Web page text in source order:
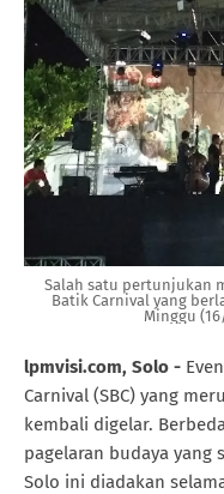
Salah satu pertunjukan
Batik Carnival yang
Minggu
lpmvisi.com, Solo -
Carnival (SBC) yang
kembali digelar.
pagelaran budaya yang
Solo ini diadakan